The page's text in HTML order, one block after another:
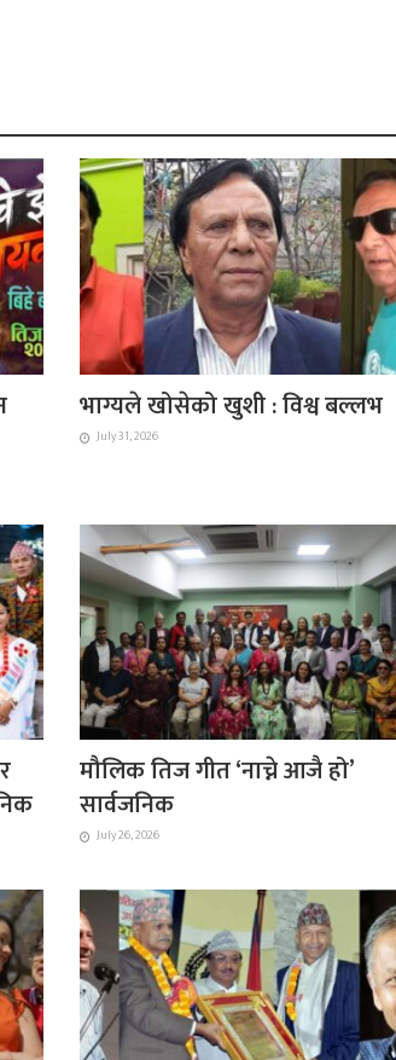
भाग्यले खोसेको खुशी : विश्व बल्लभ
July 31, 2026
मौलिक तिज गीत ‘नाच्ने आजै हो’
सार्वजनिक
July 26, 2026